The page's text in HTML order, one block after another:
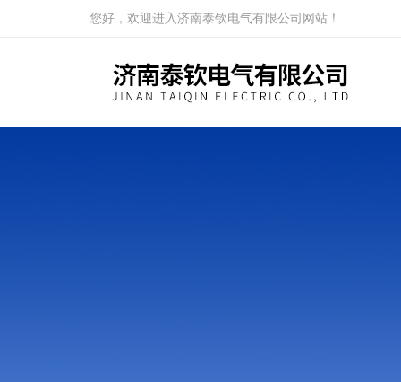
您好，欢迎进入济南泰钦电气有限公司网站！